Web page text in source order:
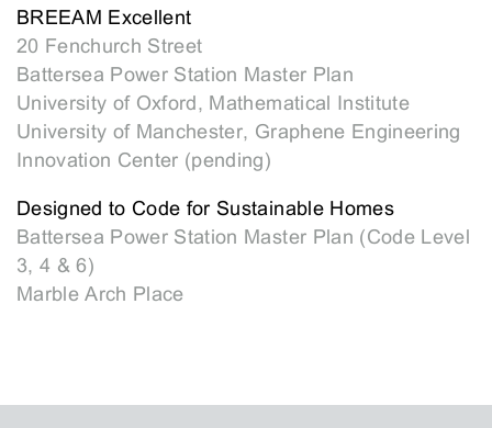
BREEAM Excellent
20 Fenchurch Street
Battersea Power Station Master Plan
University of Oxford, Mathematical Institute
University of Manchester, Graphene Engineering
Innovation Center (pending)
Designed to Code for Sustainable Homes
Battersea Power Station Master Plan (Code Level
3, 4 & 6)
Marble Arch Place